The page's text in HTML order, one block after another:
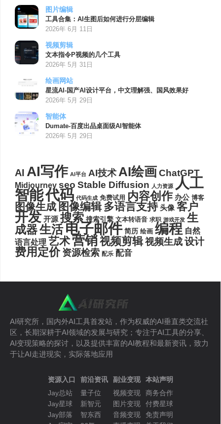
图片编辑
工具合集：AI生图后如何进行分层编辑
2026年 6月 11日
视频剪辑
文本指令P视频的几个工具
2026年 5月 31日
绘画网站
星流AI-国产AI设计平台，中文理解强、国风效果好
2026年 5月 29日
智能体
Dumate-百度出品桌面级AI智能体
2026年 5月 29日
AI AI写作 AI平台 AI技术AI绘画ChatGPT
Midjourney seo Stable Diffusion 人力资源 人工
智能代码 代码生成 免费试用 内容创作 办公 博客
图像生成 图像编辑 多语言支持 头像 客户
开发 开源 搜索 搜索引擎 文本转语音 求职 游戏开发 生
成器生活电子邮件 简历 绘画 编程 自然
语言处理 艺术营销视频剪辑视频生成设计
费用定价 资源检索 配乐 配音
AI研究所，国内外AI工具首发站，作为权威的AI垂直类交流社
区，长期深耕于AI领域的发展与研究；专注于AI工具的分享、
AI变现策略的探讨，以及提供丰富的AI教程和最新资讯，致力
于让AI走进现实，实际落地应用
资源入口
Jay总站
Jay星球
Jay部落
前沿资讯
量子位
新智元
智东西
副业变现
视频变现
图片变现
音频变现
本站声明
商务合作
付费星球
免责声明